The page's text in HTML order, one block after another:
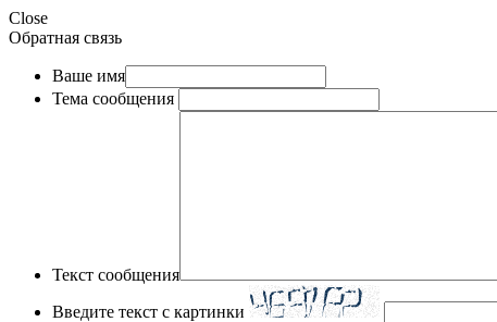
Close
Обратная связь
Ваше имя
Тема сообщения
Текст сообщения
Введите текст с картинки